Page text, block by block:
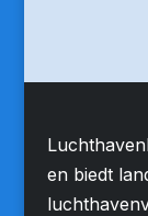
en biedt